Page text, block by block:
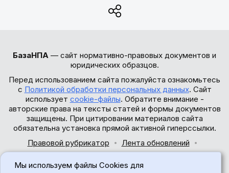
БазаНПА — сайт нормативно-правовых документов и
юридических образцов.
Перед использованием сайта пожалуйста ознакомьтесь
с Политикой обработки персональных данных. Сайт
использует cookie-файлы. Обратите внимание -
авторские права на тексты статей и формы документов
защищены. При цитировании материалов сайта
обязательна установка прямой активной гиперссылки.
Правовой рубрикатор
Лента обновлений
Мы используем файлы Cookies для